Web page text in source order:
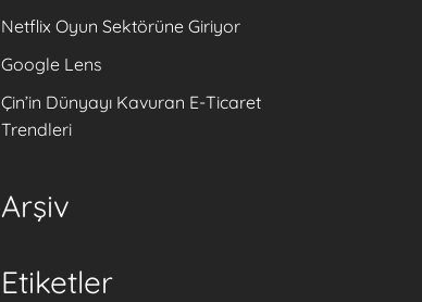
Netflix Oyun Sektörüne Giriyor
Google Lens
Çin’in Dünyayı Kavuran E-Ticaret
Trendleri
Arşiv
Etiketler